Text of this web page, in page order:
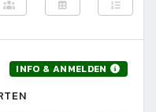
INFO & ANMELDEN